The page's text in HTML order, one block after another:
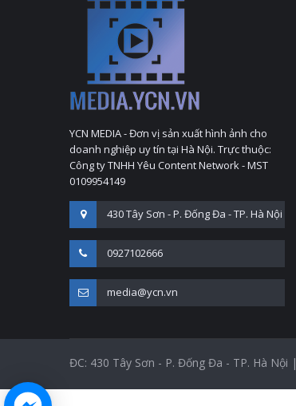
YCN MEDIA - Đơn vị sản xuất hình ảnh cho
doanh nghiệp uy tín tại Hà Nội. Trực thuộc:
Công ty TNHH Yêu Content Network - MST
0109954149
430 Tây Sơn - P. Đống Đa - TP. Hà Nội
0927102666
media@ycn.vn
ĐC: 430 Tây Sơn - P. Đống Đa - TP. Hà Nội |